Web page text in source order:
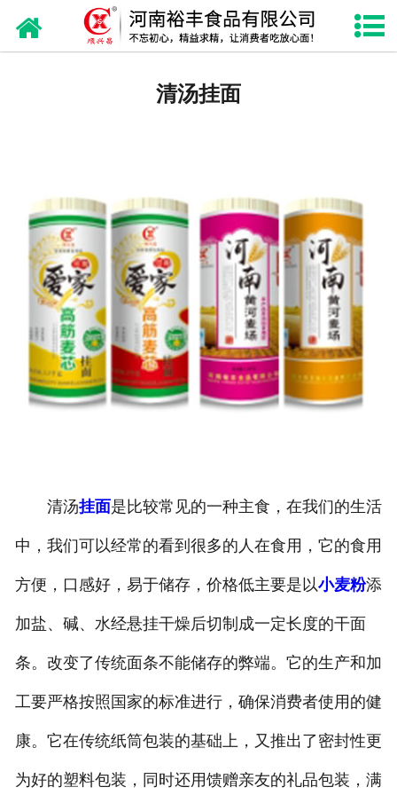
网站首页
儿童面
面粉
糯米粉
礼品箱包装
清汤挂面
清汤挂面是比较常见的一种主食，在我们的生活
中，我们可以经常的看到很多的人在食用，它的食用
方便，口感好，易于储存，价格低主要是以小麦粉添
加盐、碱、水经悬挂干燥后切制成一定长度的干面
条。改变了传统面条不能储存的弊端。它的生产和加
工要严格按照国家的标准进行，确保消费者使用的健
康。它在传统纸筒包装的基础上，又推出了密封性更
为好的塑料包装，同时还用馈赠亲友的礼品包装，满